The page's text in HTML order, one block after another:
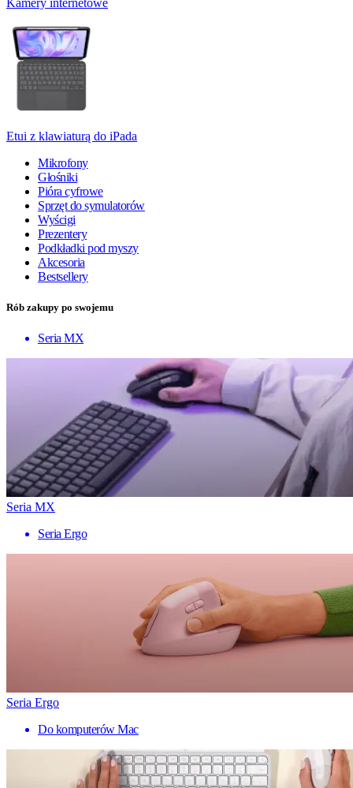
Etui z klawiaturą do iPada
Mikrofony
Głośniki
Pióra cyfrowe
Sprzęt do symulatorów
Wyścigi
Prezentery
Podkładki pod myszy
Akcesoria
Bestsellery
Rób zakupy po swojemu
Seria MX
Seria MX
Seria Ergo
Seria Ergo
Do komputerów Mac